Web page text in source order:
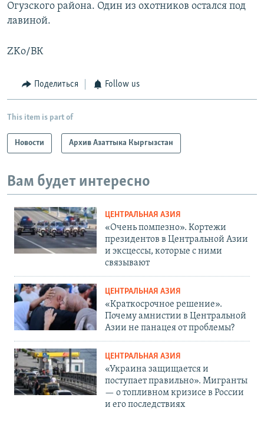
Огузского района. Один из охотников остался под
лавиной.
ZKo/ВК
Поделиться Follow us
This item is part of
Новости Архив Азаттыка Кыргызстан
Вам будет интересно
ЦЕНТРАЛЬНАЯ АЗИЯ
«Очень помпезно». Кортежи
президентов в Центральной Азии
и эксцессы, которые с ними
связывают
ЦЕНТРАЛЬНАЯ АЗИЯ
«Краткосрочное решение».
Почему амнистии в Центральной
Азии не панацея от проблемы?
ЦЕНТРАЛЬНАЯ АЗИЯ
«Украина защищается и
поступает правильно». Мигранты
— о топливном кризисе в России
и его последствиях